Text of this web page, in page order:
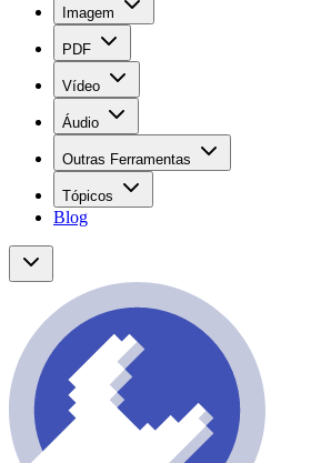
Imagem
PDF
Vídeo
Áudio
Outras Ferramentas
Tópicos
Blog